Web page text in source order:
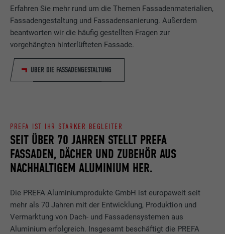
Erfahren Sie mehr rund um die Themen Fassadenmaterialien,
Fassadengestaltung und Fassadensanierung. Außerdem
beantworten wir die häufig gestellten Fragen zur
vorgehängten hinterlüfteten Fassade.
ÜBER DIE FASSADENGESTALTUNG
SEIT ÜBER 70 JAHREN STELLT PREFA
FASSADEN, DÄCHER UND ZUBEHÖR AUS
NACHHALTIGEM ALUMINIUM HER.
PREFA IST IHR STARKER BEGLEITER
Die PREFA Aluminiumprodukte GmbH ist europaweit seit
mehr als 70 Jahren mit der Entwicklung, Produktion und
Vermarktung von Dach- und Fassadensystemen aus
Aluminium erfolgreich. Insgesamt beschäftigt die PREFA